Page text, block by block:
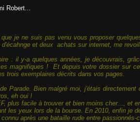
Robert...
je ne suis pas venu vous proposer
d'écahnge et deux achats sur internet, me
: il y-a quelques années, je découvrais,
magnifiques ! Et depuis votre dossier sur
trois exemplaires décrits dans vos pages.
Parade. Bien malgré moi, j'étais directement
eh oui !
plus facile à trouver et bien moins cher..., et
les yeux lors de la bourse. En 2010, enfin je
après une bataille rude entre passionnés-